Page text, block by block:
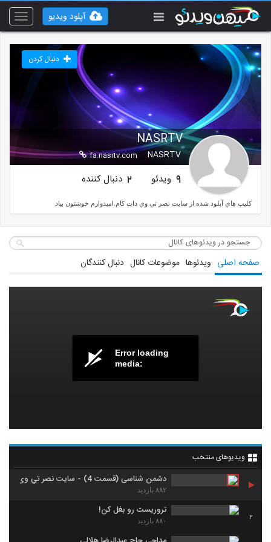
Toggle
آپلود ویدیو
NASRTV
NASRTV
fa.nasrtv.com
دنبال کردن
9 ویدئو 2 دنبال کننده
كليپ هاي آپلود شده از سايت نصر تي وي دات كام.اميدوارم خوشتون بياد
صفحه اصلی ویدئوها موضوعات کانال دنبال کنندگان
Error loading
media:
ویدیوهای منتخب
دشمن شناسی (قسمت 4) - سايت نصر تي وي
۸۸۲ بازدید
2
تروریست رو بغل کن!
۸۸۰ بازدید